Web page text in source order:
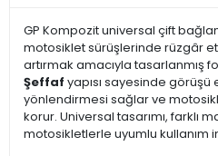
GP Kompozit universal çift
motosiklet sürüşlerinde rüzgâr
artırmak amacıyla tasarlanmış
Şeffaf yapısı sayesinde
yönlendirmesi sağlar ve
korur. Universal tasarımı, farklı
motosikletlerle uyumlu kullanım